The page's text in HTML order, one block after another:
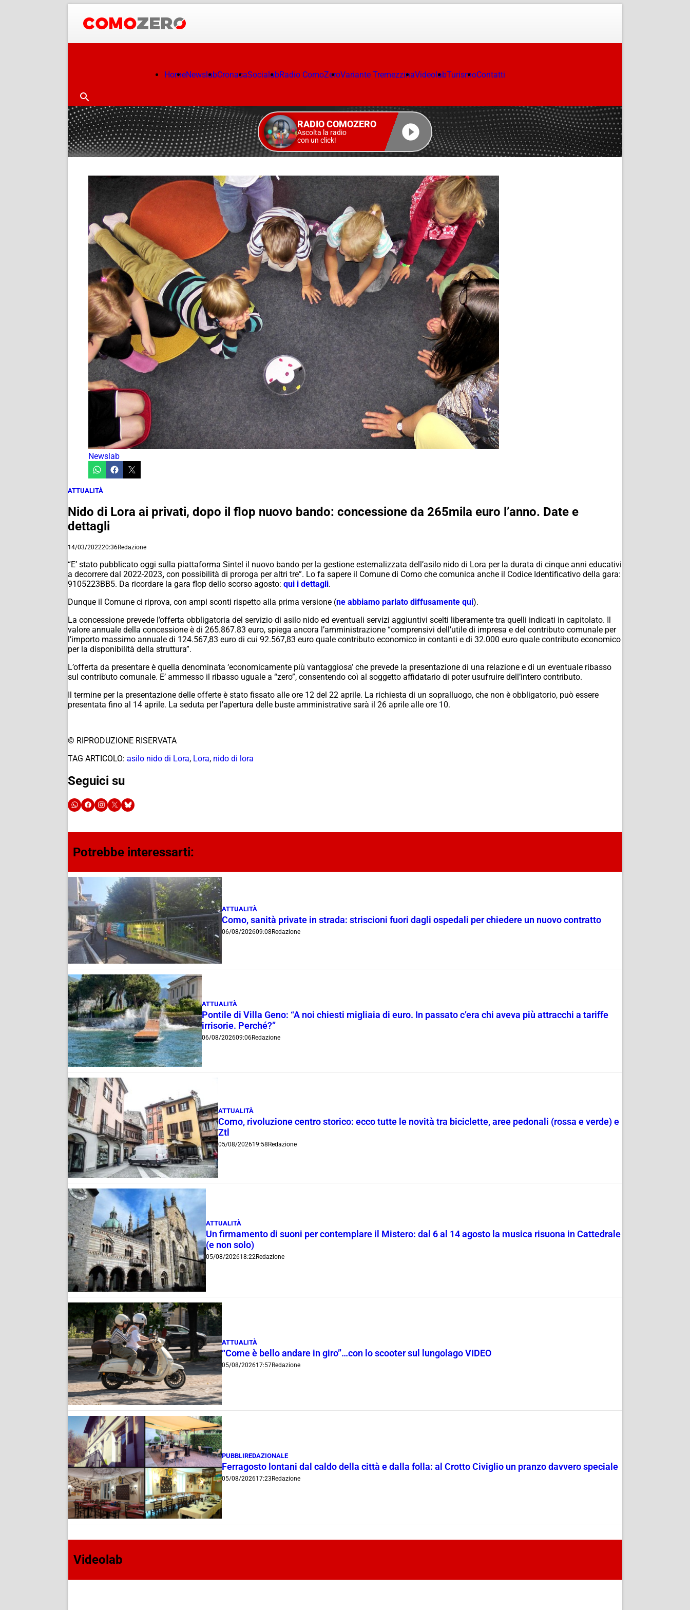
HomeNewslabCronacaSocialabRadio ComoZeroVariante TremezzinaVideolabTurismoContatti
RADIO COMOZERO
Ascolta la radio
con un click!
Newslab
ATTUALITÀ
Nido di Lora ai privati, dopo il flop nuovo bando: concessione da 265mila euro l’anno. Date e
dettagli
14/03/202220:36Redazione
“E’ stato pubblicato oggi sulla piattaforma Sintel il nuovo bando per la gestione esternalizzata dell’asilo nido di Lora per la durata di cinque anni educativi
a decorrere dal 2022-2023, con possibilità di proroga per altri tre”. Lo fa sapere il Comune di Como che comunica anche il Codice Identificativo della gara:
9105223BB5. Da ricordare la gara flop dello scorso agosto: qui i dettagli.
Dunque il Comune ci riprova, con ampi sconti rispetto alla prima versione (ne abbiamo parlato diffusamente qui).
La concessione prevede l’offerta obbligatoria del servizio di asilo nido ed eventuali servizi aggiuntivi scelti liberamente tra quelli indicati in capitolato. Il
valore annuale della concessione è di 265.867.83 euro, spiega ancora l’amministrazione “comprensivi dell’utile di impresa e del contributo comunale per
l’importo massimo annuale di 124.567,83 euro di cui 92.567,83 euro quale contributo economico in contanti e di 32.000 euro quale contributo economico
per la disponibilità della struttura”.
L’offerta da presentare è quella denominata ‘economicamente più vantaggiosa’ che prevede la presentazione di una relazione e di un eventuale ribasso
sul contributo comunale. E’ ammesso il ribasso uguale a “zero”, consentendo coì al soggetto affidatario di poter usufruire dell’intero contributo.
Il termine per la presentazione delle offerte è stato fissato alle ore 12 del 22 aprile. La richiesta di un sopralluogo, che non è obbligatorio, può essere
presentata fino al 14 aprile. La seduta per l’apertura delle buste amministrative sarà il 26 aprile alle ore 10.
© RIPRODUZIONE RISERVATA
TAG ARTICOLO: asilo nido di Lora, Lora, nido di lora
Seguici su
Potrebbe interessarti:
ATTUALITÀ
Como, sanità private in strada: striscioni fuori dagli ospedali per chiedere un nuovo contratto
06/08/202609:08 Redazione
ATTUALITÀ
Pontile di Villa Geno: “A noi chiesti migliaia di euro. In passato c’era chi aveva più attracchi a tariffe
irrisorie. Perché?”
06/08/202609:06Redazione
ATTUALITÀ
Como, rivoluzione centro storico: ecco tutte le novità tra biciclette, aree pedonali (rossa e verde) e
Ztl
05/08/202619:58 Redazione
ATTUALITÀ
Un firmamento di suoni per contemplare il Mistero: dal 6 al 14 agosto la musica risuona in Cattedrale
(e non solo)
05/08/202618:22Redazione
ATTUALITÀ
“Come è bello andare in giro”…con lo scooter sul lungolago VIDEO
05/08/202617:57Redazione
PUBBLIREDAZIONALE
Ferragosto lontani dal caldo della città e dalla folla: al Crotto Civiglio un pranzo davvero speciale
05/08/202617:23 Redazione
Videolab